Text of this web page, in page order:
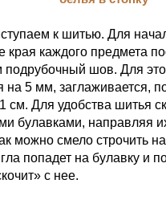
к шитью. Для
края каждого предмета
подрубочный шов. Для
на 5 мм, заглаживается,
см. Для удобства шитья
булавками, направляя
можно смело строчить
попадет на булавку и
с нее.